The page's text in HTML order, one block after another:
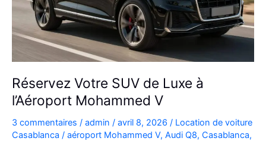
plans
Réservez Votre SUV de Luxe à
l’Aéroport Mohammed V
3 commentaires / admin / avril 8, 2026 / Location de voiture
Casablanca / aéroport Mohammed V, Audi Q8, Casablanca,